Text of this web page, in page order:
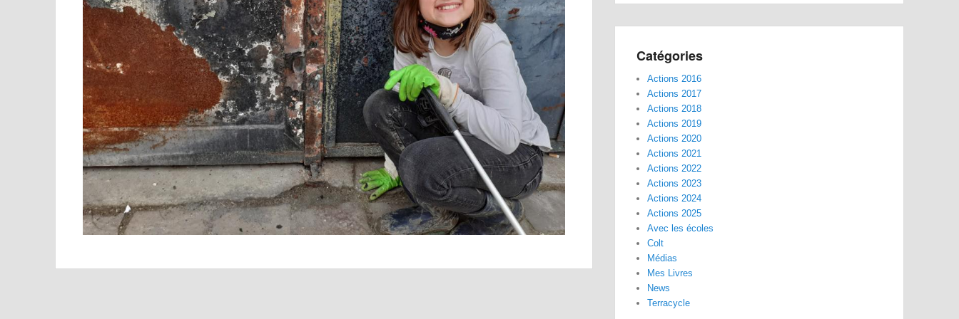
Catégories
Actions 2016
Actions 2017
Actions 2018
Actions 2019
Actions 2020
Actions 2021
Actions 2022
Actions 2023
Actions 2024
Actions 2025
Avec les écoles
Colt
Médias
Mes Livres
News
Terracycle